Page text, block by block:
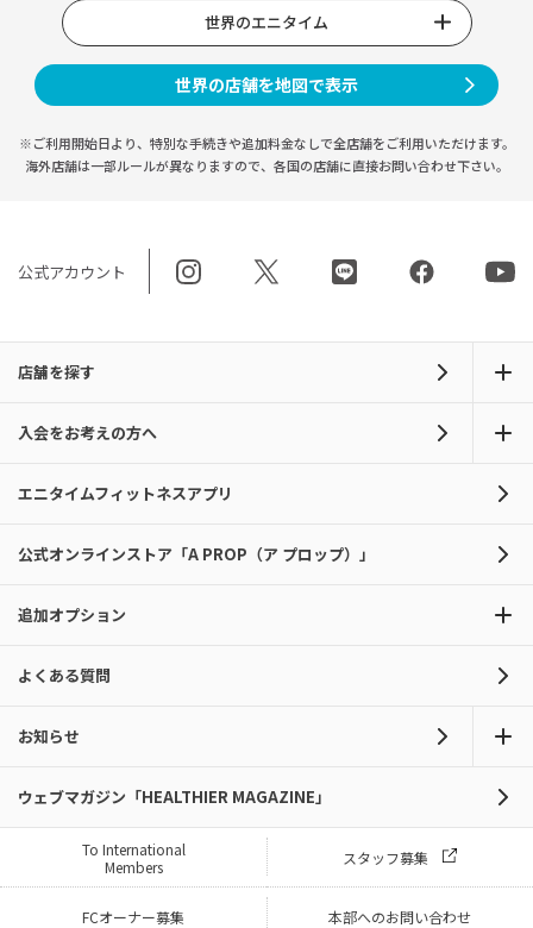
世界のエニタイム
世界の店舗を地図で表示
※ご利用開始日より、特別な手続きや追加料金なしで全店舗をご利用いただけます。
海外店舗は一部ルールが異なりますので、 各国の店舗に直接お問い合わせ下さい。
公式アカウント
店舗を探す
入会をお考えの方へ
エニタイムフィットネスアプリ
公式オンラインストア「A PROP（ア プロップ）」
追加オプション
よくある質問
お知らせ
ウェブマガジン「HEALTHIER MAGAZINE」
To International
Members
スタッフ募集
FCオーナー募集 本部へのお問い合わせ